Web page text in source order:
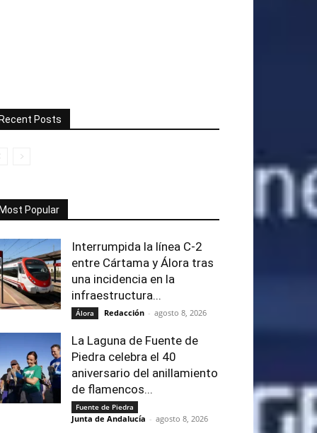
Posts
Popular
Interrumpida la línea C-2
entre Cártama y Álora tras
una incidencia en la
infraestructura...
Álora Redacción - agosto 8, 2026
La Laguna de Fuente de
Piedra celebra el 40
aniversario del anillamiento
de flamencos...
Fuente de Piedra
Junta de Andalucía - agosto 8, 2026